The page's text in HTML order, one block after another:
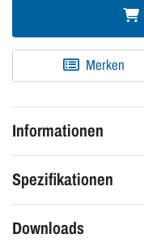
Merken
Informationen
Spezifikationen
Downloads